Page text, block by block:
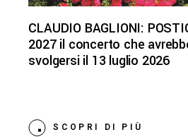
CLAUDIO BAGLIONI:
2027 il concerto che
svolgersi il 13 luglio 2026
SCOPRI DI PIÙ